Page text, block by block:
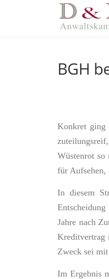
BGH
Konkret ging
Wüstenrot so
für Aufsehen,
In diesem
Jahre nach
Kreditvertrag
Zweck sei
Im Ergebnis